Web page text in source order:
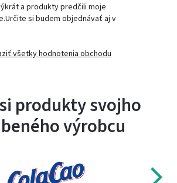
a produkty predčili moje
si budem objednávať aj v
všetky hodnotenia obchodu
produkty svojho
výrobcu